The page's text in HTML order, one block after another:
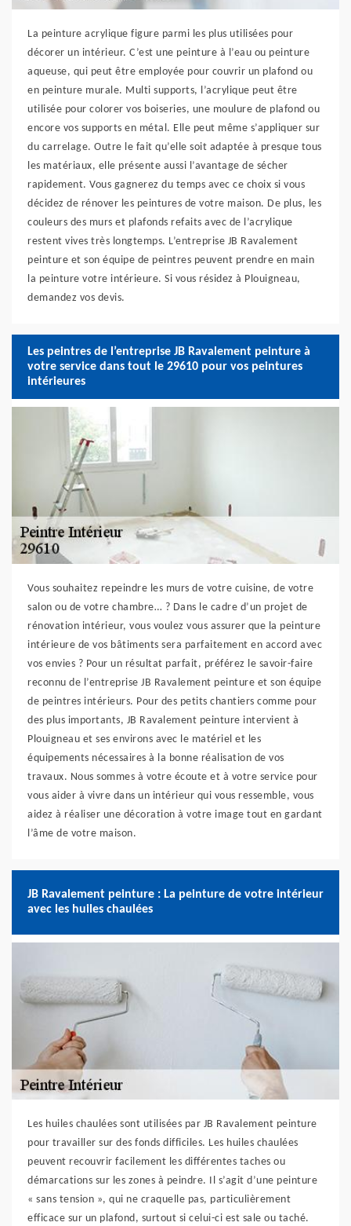
La peinture acrylique figure parmi les plus utilisées pour
décorer un intérieur. C’est une peinture à l’eau ou peinture
aqueuse, qui peut être employée pour couvrir un plafond ou
en peinture murale. Multi supports, l’acrylique peut être
utilisée pour colorer vos boiseries, une moulure de plafond ou
encore vos supports en métal. Elle peut même s’appliquer sur
du carrelage. Outre le fait qu’elle soit adaptée à presque tous
les matériaux, elle présente aussi l’avantage de sécher
rapidement. Vous gagnerez du temps avec ce choix si vous
décidez de rénover les peintures de votre maison. De plus, les
couleurs des murs et plafonds refaits avec de l’acrylique
restent vives très longtemps. L’entreprise JB Ravalement
peinture et son équipe de peintres peuvent prendre en main
la peinture votre intérieure. Si vous résidez à Plouigneau,
demandez vos devis.
Les peintres de l’entreprise JB Ravalement peinture à
votre service dans tout le 29610 pour vos peintures
intérieures
Vous souhaitez repeindre les murs de votre cuisine, de votre
salon ou de votre chambre… ? Dans le cadre d’un projet de
rénovation intérieur, vous voulez vous assurer que la peinture
intérieure de vos bâtiments sera parfaitement en accord avec
vos envies ? Pour un résultat parfait, préférez le savoir-faire
reconnu de l’entreprise JB Ravalement peinture et son équipe
de peintres intérieurs. Pour des petits chantiers comme pour
des plus importants, JB Ravalement peinture intervient à
Plouigneau et ses environs avec le matériel et les
équipements nécessaires à la bonne réalisation de vos
travaux. Nous sommes à votre écoute et à votre service pour
vous aider à vivre dans un intérieur qui vous ressemble, vous
aidez à réaliser une décoration à votre image tout en gardant
l’âme de votre maison.
JB Ravalement peinture : La peinture de votre intérieur
avec les huiles chaulées
Les huiles chaulées sont utilisées par JB Ravalement peinture
pour travailler sur des fonds difficiles. Les huiles chaulées
peuvent recouvrir facilement les différentes taches ou
démarcations sur les zones à peindre. Il s’agit d’une peinture
« sans tension », qui ne craquelle pas, particulièrement
efficace sur un plafond, surtout si celui-ci est sale ou taché.